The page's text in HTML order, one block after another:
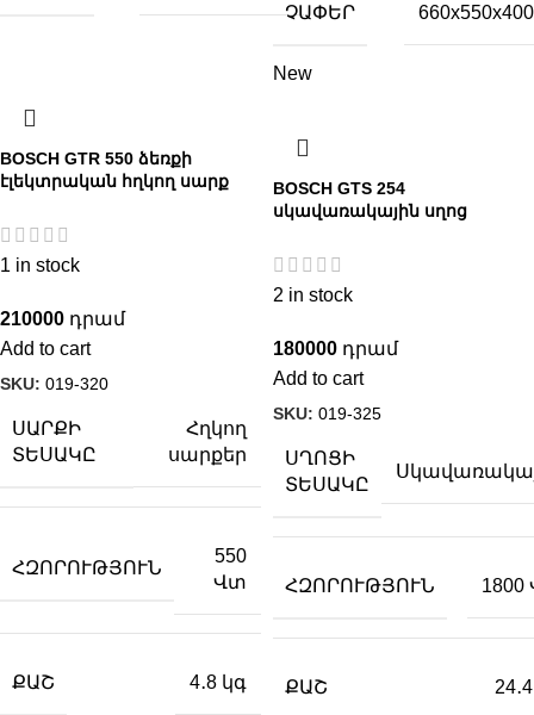
ՉԱՓԵՐ
BOSCH GTR 550 ձեռքի
էլեկտրական հղկող սարք
1 in stock
210000
Add to cart
SKU: 019-320
ՍԱՐՔԻ
ՏԵՍԱԿԸ
Հղկող
սարքեր
ՀԶՈՐՈՒԹՅՈՒՆ
550
Վտ
ՔԱՇ 4․8 կգ
New
BOSCH GTS 254
սկավառակային սղոց
2 in stock
180000
Add to cart
SKU: 019-325
ՍՂՈՑԻ
ՏԵՍԱԿԸ
ՀԶՈՐՈՒԹՅՈՒՆ
ՔԱՇ